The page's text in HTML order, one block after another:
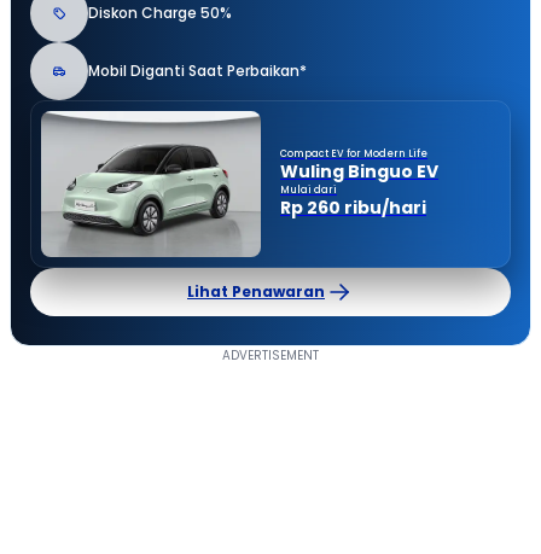
Diskon Charge 50%
Mobil Diganti Saat Perbaikan*
Compact EV for Modern Life
Wuling Binguo EV
Mulai dari
Rp 260 ribu/hari
Lihat Penawaran